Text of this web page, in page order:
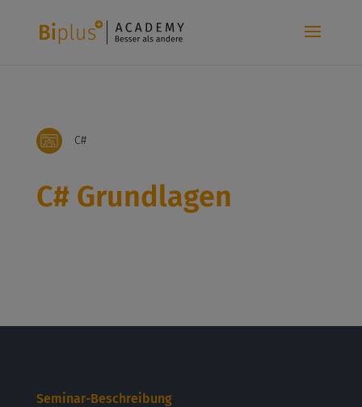
C#
C# Grundlagen
Seminar-Beschreibung